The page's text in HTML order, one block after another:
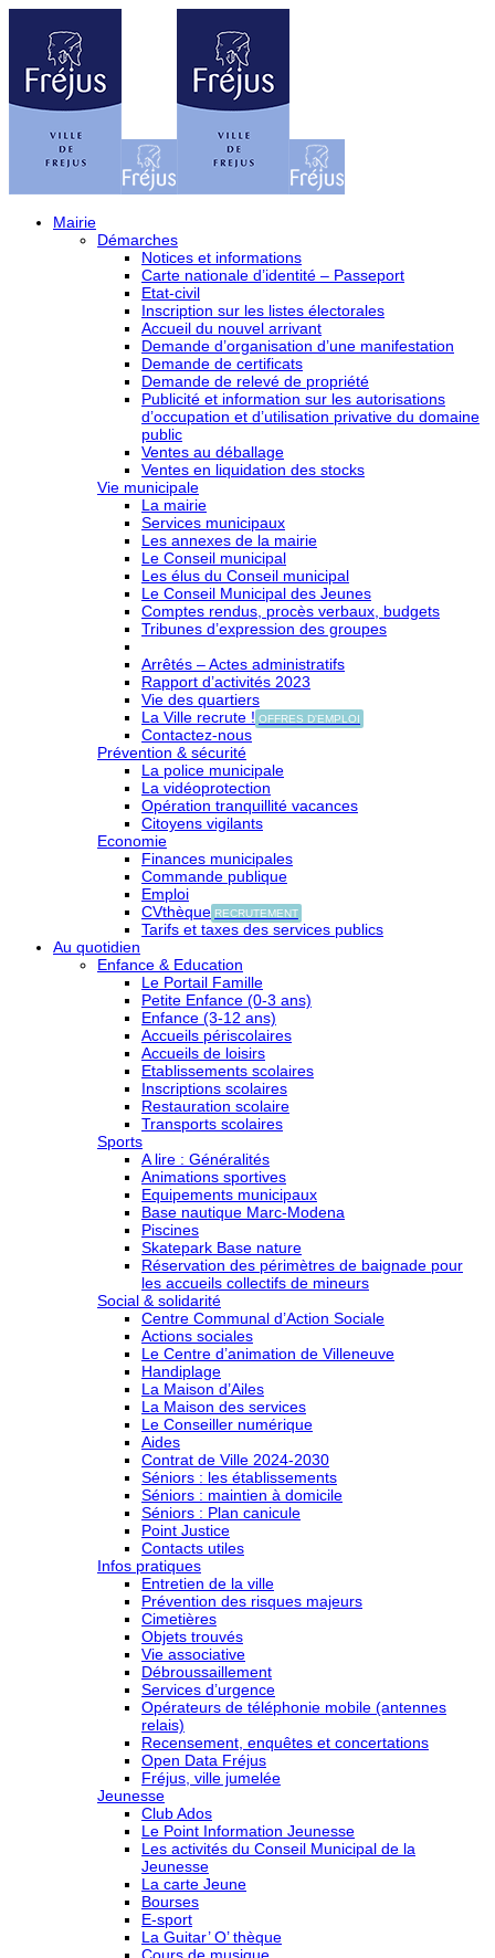
Mairie
Démarches
Notices et informations
Carte nationale d’identité – Passeport
Etat-civil
Inscription sur les listes électorales
Accueil du nouvel arrivant
Demande d’organisation d’une manifestation
Demande de certificats
Demande de relevé de propriété
Publicité et information sur les autorisations
d’occupation et d’utilisation privative du domaine
public
Ventes au déballage
Ventes en liquidation des stocks
Vie municipale
La mairie
Services municipaux
Les annexes de la mairie
Le Conseil municipal
Les élus du Conseil municipal
Le Conseil Municipal des Jeunes
Comptes rendus, procès verbaux, budgets
Tribunes d’expression des groupes
Arrêtés – Actes administratifs
Rapport d’activités 2023
Vie des quartiers
La Ville recrute ! OFFRES D'EMPLOI
Contactez-nous
Prévention & sécurité
La police municipale
La vidéoprotection
Opération tranquillité vacances
Citoyens vigilants
Economie
Finances municipales
Commande publique
Emploi
CVthèque RECRUTEMENT
Tarifs et taxes des services publics
Au quotidien
Enfance & Education
Le Portail Famille
Petite Enfance (0-3 ans)
Enfance (3-12 ans)
Accueils périscolaires
Accueils de loisirs
Etablissements scolaires
Inscriptions scolaires
Restauration scolaire
Transports scolaires
Sports
A lire : Généralités
Animations sportives
Equipements municipaux
Base nautique Marc-Modena
Piscines
Skatepark Base nature
Réservation des périmètres de baignade pour
les accueils collectifs de mineurs
Social & solidarité
Centre Communal d’Action Sociale
Actions sociales
Le Centre d’animation de Villeneuve
Handiplage
La Maison d’Ailes
La Maison des services
Le Conseiller numérique
Aides
Contrat de Ville 2024-2030
Séniors : les établissements
Séniors : maintien à domicile
Séniors : Plan canicule
Point Justice
Contacts utiles
Infos pratiques
Entretien de la ville
Prévention des risques majeurs
Cimetières
Objets trouvés
Vie associative
Débroussaillement
Services d’urgence
Opérateurs de téléphonie mobile (antennes
relais)
Recensement, enquêtes et concertations
Open Data Fréjus
Fréjus, ville jumelée
Jeunesse
Club Ados
Le Point Information Jeunesse
Les activités du Conseil Municipal de la
Jeunesse
La carte Jeune
Bourses
E-sport
La Guitar’ O’ thèque